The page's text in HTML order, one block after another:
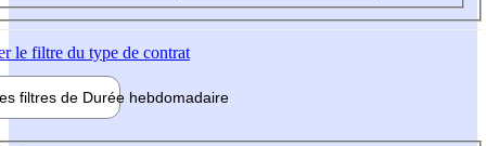
le filtre du type de contrat
filtres de Durée hebdomadaire